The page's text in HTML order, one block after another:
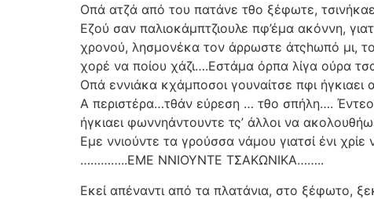
Οπά ατζά από του πατάνε τθο ξέφωτε,
Εζού σαν παλιοκάμπτζιουλε πφ’έμα ακόννη,
χρονού, λησμονέκα τον άρρωστε άτςhωπό μι,
χορέ να ποίου χάζι….Εστάμα όρπα λίγα ούρα
Οπά εννιάκα κχάμποσοι γουναίτσε πφι
Α περιστέρα…τθάν εύρεση … τθο σπήλη…. Έντεοι
ήγκιαει φωννηάντουντε τς’ άλλοι να
Εμε ννιούντε τα γρούσσα νάμου γιατσί ένι
…………..ΕΜΕ ΝΝΙΟΥΝΤΕ ΤΣΑΚΩΝΙΚΑ……..
Εκεί απέναντι από τα πλατάνια, στο ξέφωτο,